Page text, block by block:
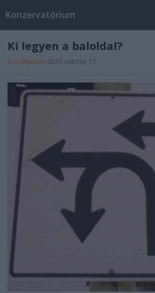
Konzervatórium
Ki legyen a baloldal?
Eric Oltwaite • 2010. március 17.